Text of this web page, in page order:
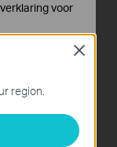
region.
Close
voor
van de
uw